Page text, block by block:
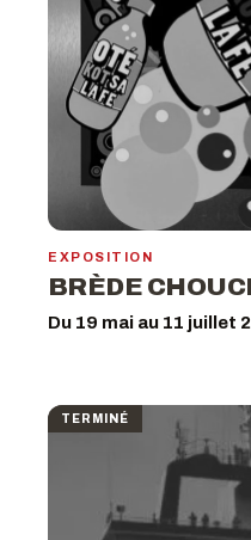
EXPOSITION
BRÈDE
Du 19 mai au 11 juillet
TERMINÉ